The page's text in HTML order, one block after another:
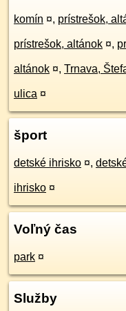
komín ¤, prístrešok,
prístrešok, altánok ¤,
altánok ¤, Trnava,
ulica ¤
šport
detské ihrisko ¤,
ihrisko ¤
Voľný čas
park ¤
Služby